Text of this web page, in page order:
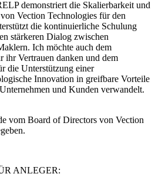
demonstriert die Skalierbarkeit und
Vection Technologies für den
die kontinuierliche Schulung
stärkeren Dialog zwischen
Ich möchte auch dem
Vertrauen danken und dem
die Unterstützung einer
Innovation in greifbare Vorteile
und Kunden verwandelt.
vom Board of Directors von Vection
ANLEGER: